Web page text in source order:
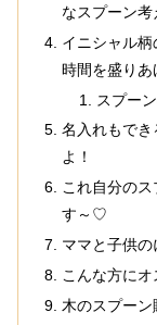
なスプーン考
イニシャル
時間を盛り
スプー
名入れもでき
よ！
これ自分の
す～♡
ママと子供
こんな方に
木のスプー